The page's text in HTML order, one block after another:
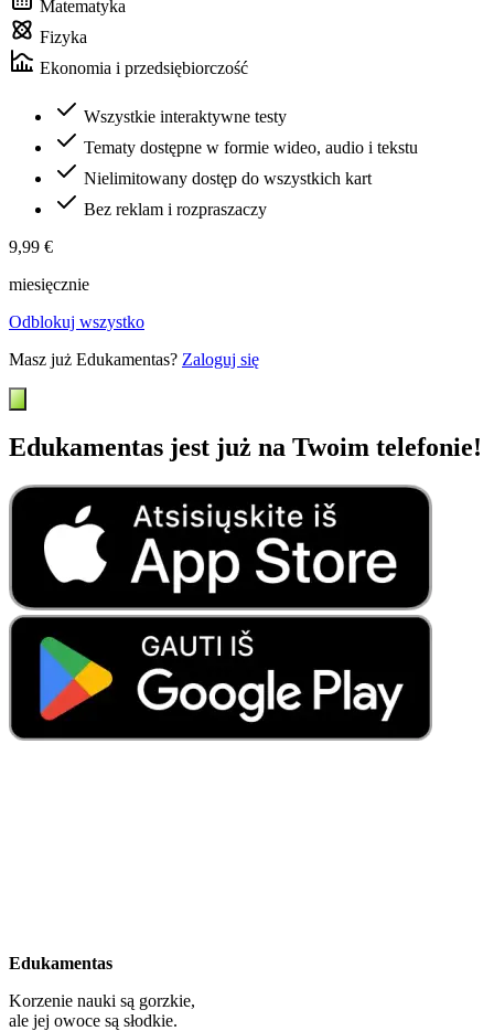
Matematyka
Fizyka
Ekonomia i przedsiębiorczość
Wszystkie interaktywne testy
Tematy dostępne w formie wideo, audio i tekstu
Nielimitowany dostęp do wszystkich kart
Bez reklam i rozpraszaczy
9,99 €
miesięcznie
Odblokuj wszystko
Masz już Edukamentas? Zaloguj się
Edukamentas jest już na Twoim telefonie!
Edukamentas
Korzenie nauki są gorzkie,
ale jej owoce są słodkie.